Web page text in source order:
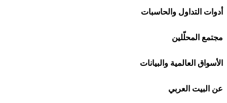
اكسنس Exness
منصة بينانس
شركات تداول في الإمارات
شركات تداول في الكويت
شركات تداول في قطر
🌍 كل البورصات العربية
🇸🇦 السوق السعودية
🇦🇪 أسواق الإمارات
🇪🇬 البورصة المصرية
أدوات التداول والحاسبات
🕌 حاسبة الزكاة
💱 محول العملات
🧮 حاسبة حجم اللوت
مجتمع المحلّلين
🧱 حائط المجتمع
🏆 لوحة المحلّلين
الأسواق العالمية والبيانات
🌐 المؤشرات العالمية
عن البيت العربي